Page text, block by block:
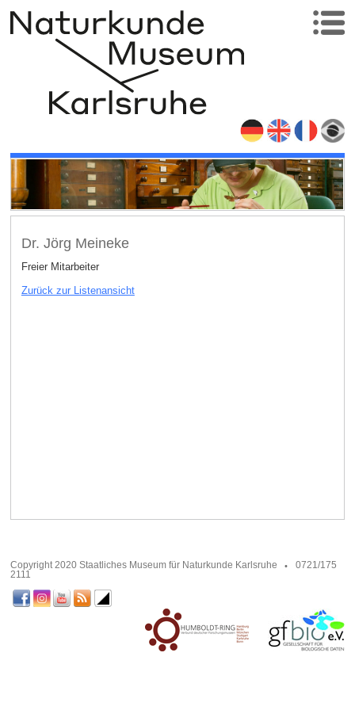
Dr. Jörg Meineke
Freier Mitarbeiter
Zurück zur Listenansicht
Copyright 2020 Staatliches Museum für Naturkunde Karlsruhe
0721/175
2111